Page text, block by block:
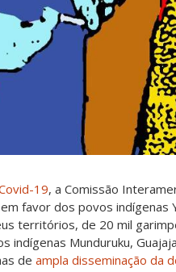
19, a Comissão
favor dos povos indígenas
territórios, de 20 mil
indígenas Munduruku,
de ampla disseminação da